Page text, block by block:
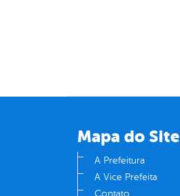
Mapa do Site
A Prefeitura
A Vice Prefeita
Contato